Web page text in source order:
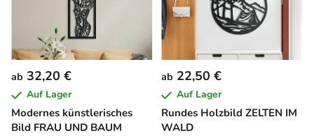
Modernes künstlerisches
Bild FRAU UND BAUM
ab 32,20 €
Auf Lager
Rundes Holzbild ZELTEN IM
WALD
ab 22,50 €
Auf Lager